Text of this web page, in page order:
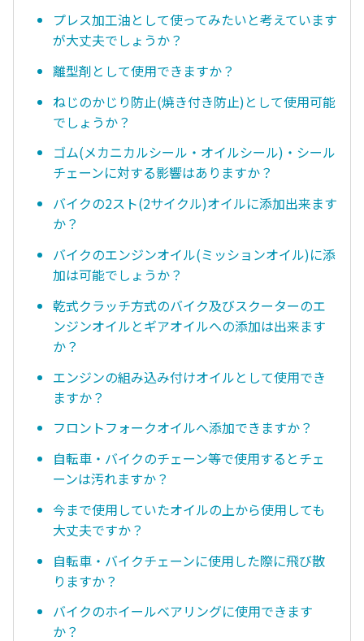
プレス加工油として使ってみたいと考えています
が大丈夫でしょうか？
離型剤として使用できますか？
ねじのかじり防止(焼き付き防止)として使用可能
でしょうか？
ゴム(メカニカルシール・オイルシール)・シール
チェーンに対する影響はありますか？
バイクの2スト(2サイクル)オイルに添加出来ます
か？
バイクのエンジンオイル(ミッションオイル)に添
加は可能でしょうか？
乾式クラッチ方式のバイク及びスクーターのエ
ンジンオイルとギアオイルへの添加は出来ます
か？
エンジンの組み込み付けオイルとして使用でき
ますか？
フロントフォークオイルへ添加できますか？
自転車・バイクのチェーン等で使用するとチェ
ーンは汚れますか？
今まで使用していたオイルの上から使用しても
大丈夫ですか？
自転車・バイクチェーンに使用した際に飛び散
りますか？
バイクのホイールベアリングに使用できます
か？